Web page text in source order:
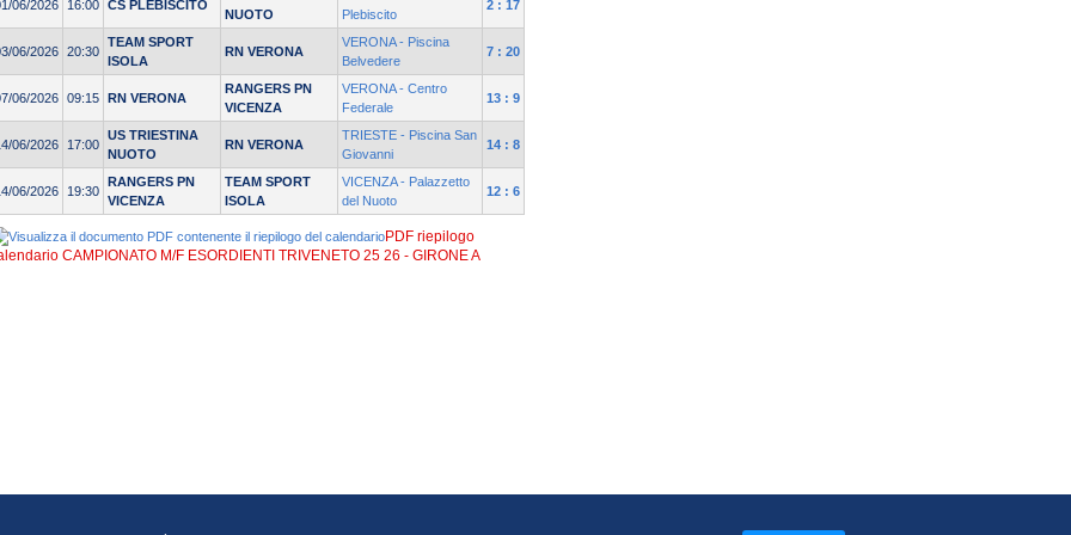
06/2026 16:00 CS PLEBISCITO
NUOTO
Plebiscito
2 : 17
06/2026 20:30
TEAM SPORT
ISOLA
RN VERONA
VERONA - Piscina
Belvedere
7 : 20
06/2026 09:15 RN VERONA
RANGERS PN
VICENZA
VERONA - Centro
Federale
13 : 9
06/2026 17:00
US TRIESTINA
NUOTO
RN VERONA
TRIESTE - Piscina San
Giovanni
14 : 8
06/2026 19:30
RANGERS PN
VICENZA
TEAM SPORT
ISOLA
VICENZA - Palazzetto
del Nuoto
12 : 6
PDF riepilogo
CAMPIONATO M/F ESORDIENTI TRIVENETO 25 26 - GIRONE A